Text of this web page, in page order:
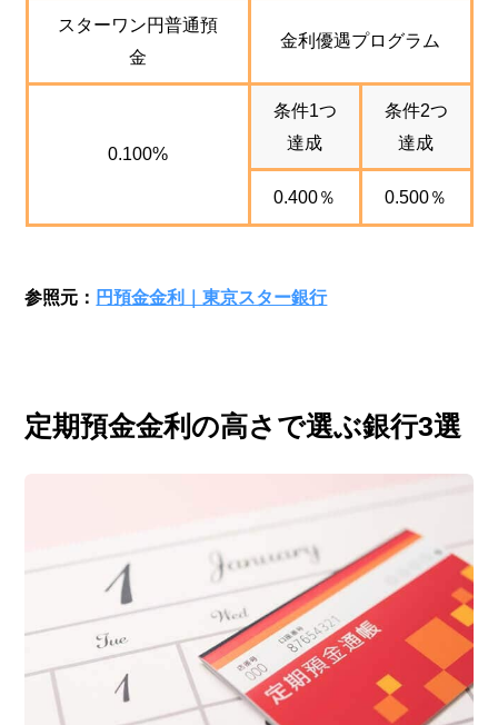
スターワン円普通預
金
金利優遇プログラム
0.100%
条件1つ
達成
条件2つ
達成
0.400％ 0.500％
参照元： 円預金金利｜東京スター銀行
定期預金金利の高さで選ぶ銀行3選